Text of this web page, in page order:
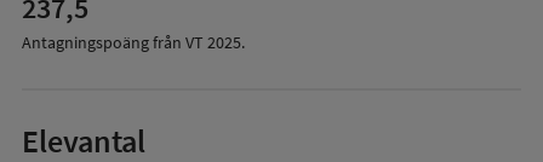
237,5
Antagningspoäng från VT 2025.
Elevantal